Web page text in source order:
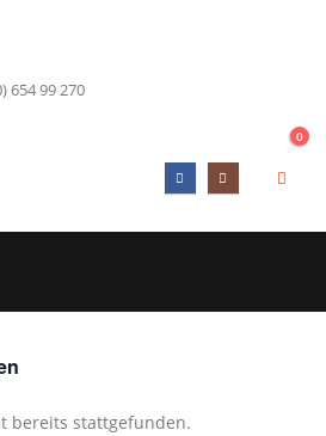
654 99 270
0
bereits stattgefunden.